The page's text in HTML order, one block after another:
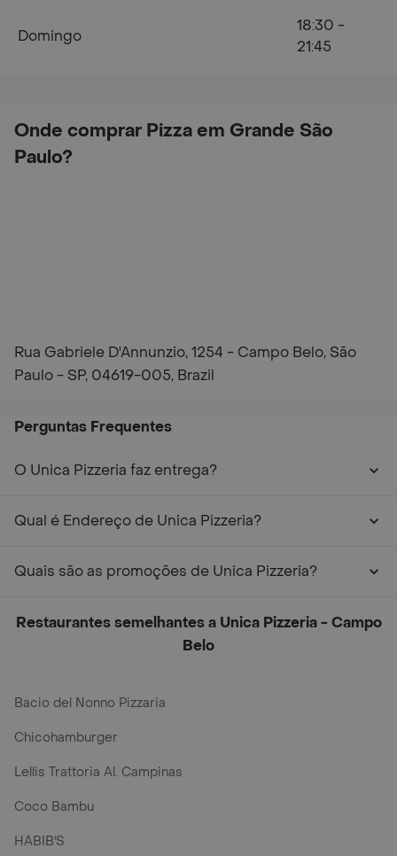
Onde comprar Pizza em Grande São
Paulo?
Rua Gabriele D'Annunzio, 1254 - Campo Belo, São
Paulo - SP, 04619-005, Brazil
Domingo
18:30 -
21:45
Perguntas Frequentes
O Unica Pizzeria faz entrega?
Qual é Endereço de Unica Pizzeria?
Quais são as promoções de Unica Pizzeria?
Restaurantes semelhantes a Unica Pizzeria - Campo
Belo
Bacio del Nonno Pizzaria
Chicohamburger
Lellis Trattoria Al. Campinas
Coco Bambu
HABIB'S